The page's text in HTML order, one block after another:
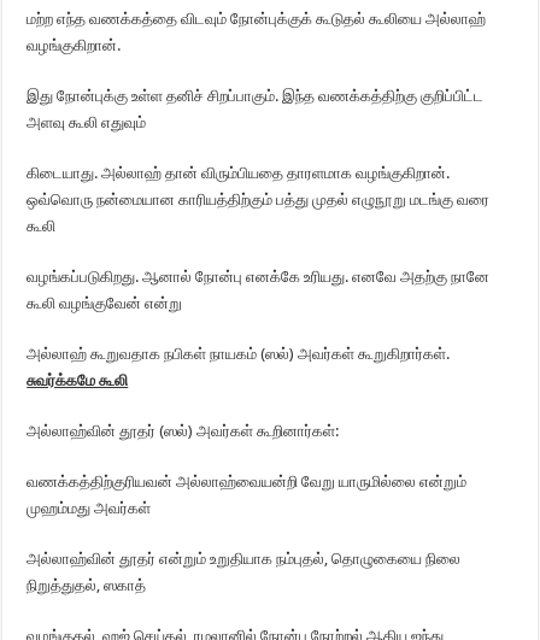
மற்ற எந்த வணக்கத்தை விடவும் நோன்புக்குக் கூடுதல் கூலியை அல்லாஹ்
வழங்குகிறான்.
இது நோன்புக்கு உள்ள தனிச் சிறப்பாகும். இந்த வணக்கத்திற்கு குறிப்பிட்ட
அளவு கூலி எதுவும்
கிடையாது. அல்லாஹ் தான் விரும்பியதை தாரளமாக வழங்குகிறான்.
ஒவ்வொரு நன்மையான காரியத்திற்கும் பத்து முதல் எழுநூறு மடங்கு வரை
கூலி
வழங்கப்படுகிறது. ஆனால் நோன்பு எனக்கே உரியது. எனவே அதற்கு நானே
கூலி வழங்குவேன் என்று
அல்லாஹ் கூறுவதாக நபிகள் நாயகம் (ஸல்) அவர்கள் கூறுகிறார்கள்.
சுவர்க்கமே கூலி
அல்லாஹ்வின் தூதர் (ஸல்) அவர்கள் கூறினார்கள்:
வணக்கத்திற்குரியவன் அல்லாஹ்வையன்றி வேறு யாருமில்லை என்றும்
முஹம்மது அவர்கள்
அல்லாஹ்வின் தூதர் என்றும் உறுதியாக நம்புதல், தொழுகையை நிலை
நிறுத்துதல், ஸகாத்
வழங்குதல், ஹஜ் செய்தல், ரமலானில் நோன்பு நோற்றல் ஆகிய ஐந்து